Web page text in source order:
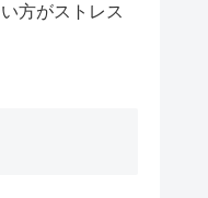
方がストレス